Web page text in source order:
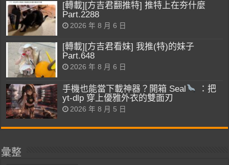
[轉載][方吉君翻推特] 推特上在夯什麼
Part.2288
2026 年 8 月 6 日
[轉載][方吉君看妹] 我推(特)的妹子
Part.648
2026 年 8 月 6 日
手機也能當下載神器？開箱 Seal
：把
yt-dlp 穿上優雅外衣的雙面刃
2026 年 8 月 5 日
彙整